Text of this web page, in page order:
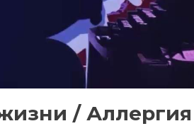
/ Аллергия